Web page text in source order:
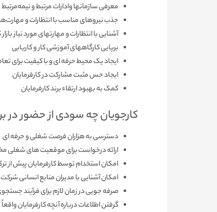
معرفی سازمانها وادارات مرتبط و
جذب نیروهای مناسب با انتظارات و
آشنایی با انتظارات و مهارتهای مورد نیاز بازار
برپایی کارگاههای آموزشی کار و کاریابی
ایجاد یک محیط حرفه ای و با کیفیت برای
ایجاد حس مثبت مشارکت در کارفرمایان
کمک به بهبود ارتقاء برند کارفرمایان
کارجویان چه سودی از حضور در
دسترسی به هزاران فرصت شغلی و حرفه ­­ای
ارائه درخواست برای موقعیت­ های شغلی
امکان استخدام توسط کارفرمایان پیش از
امکان آشنایی با مدیران منابع انسانی
صرفه ­جویی در زمان لازم برای فرآیند
گرفتن اطلاعات درباره آنچه کارفرمایان